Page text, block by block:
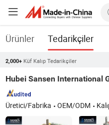
Ürünler Tedarikçiler
2,000+ Küf Kalıp Tedarikçiler
Hubei Sansen International
Üretici/Fabrika OEM/ODM Kalıp, Enjeksiyon